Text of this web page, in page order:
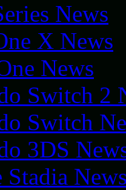
News
X News
News
Switch 2
Switch
3DS
Stadia